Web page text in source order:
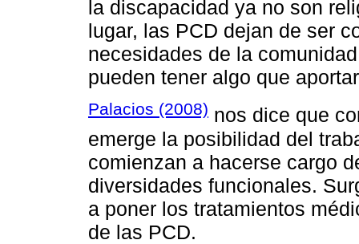
la discapacidad ya no son
lugar, las PCD dejan de ser
necesidades de la
pueden tener algo que
Palacios (2008) nos dice que
emerge la posibilidad del
comienzan a hacerse cargo
diversidades funcionales.
a poner los tratamientos
de las PCD.